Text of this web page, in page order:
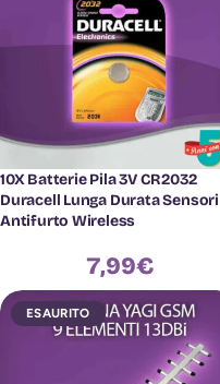
10X Batterie Pila 3V CR2032
Duracell Lunga Durata Sensori
Antifurto Wireless
7,99€
ESAURITO